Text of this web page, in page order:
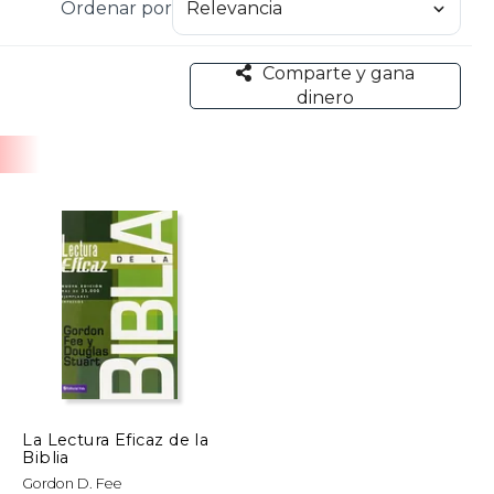
Portugal, Yugoslavia, Bélgica, Singapur,
de la Escritura, estudiada con detalle y
estudiantes de que un intelecto cultivado
a la teología de la prosperidad.
Ordenar por
Comparte y gana
dinero
La Lectura Eficaz de la
Biblia
Gordon D. Fee